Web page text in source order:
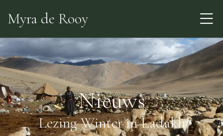
to
content
Myra de Rooy
Nieuws
Lezing Winter in Ladakh